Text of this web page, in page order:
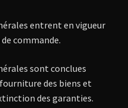
entrent en vigueur
commande.
sont conclues
des biens et
des garanties.